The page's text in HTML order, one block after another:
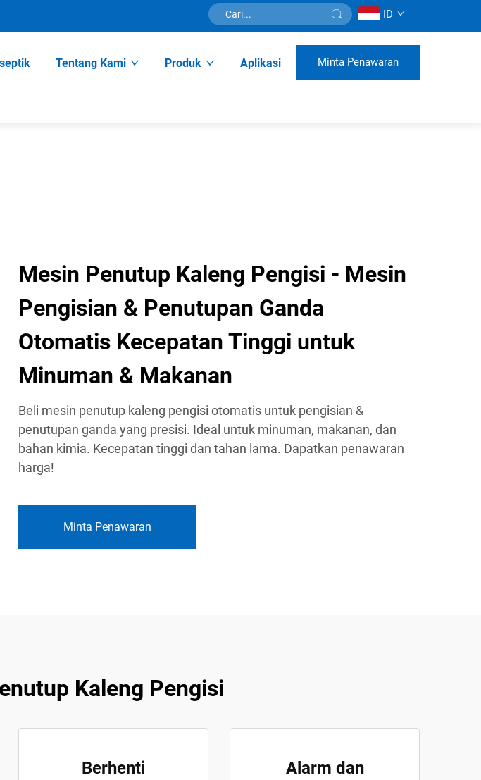
ID
Tentang Kami Produk Aplikasi Minta Penawaran
Mesin Penutup Kaleng Pengisi - Mesin
Pengisian & Penutupan Ganda
Otomatis Kecepatan Tinggi untuk
Minuman & Makanan
Beli mesin penutup kaleng pengisi otomatis untuk pengisian &
penutupan ganda yang presisi. Ideal untuk minuman, makanan, dan
bahan kimia. Kecepatan tinggi dan tahan lama. Dapatkan penawaran
harga!
Minta Penawaran
Kaleng Pengisi
Berhenti
Alarm dan